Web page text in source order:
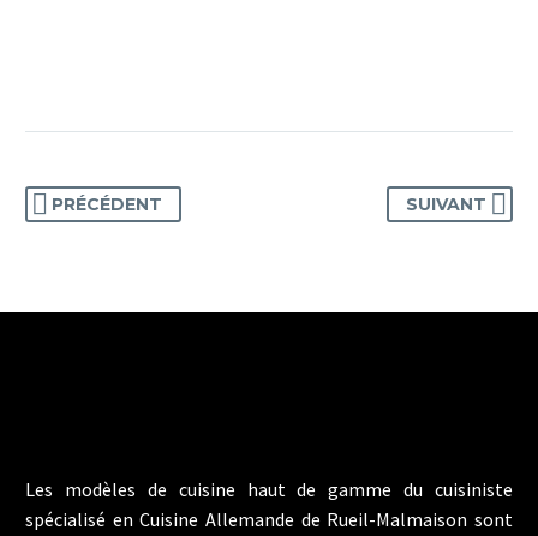
PRÉCÉDENT SUIVANT
Les modèles de cuisine haut de gamme du cuisiniste
spécialisé en Cuisine Allemande de Rueil-Malmaison sont